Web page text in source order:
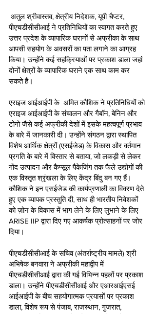
पीएचडीसीसीआई ने प्रतिनिधियों का स्वागत करते हुए
उत्तर प्रदेश के व्यापारिक घरानों से अफ्रीका के साथ
आपसी सहयोग के अवसरों का पता लगाने का आग्रह
किया। उन्होंने कई सहक्रियाओं पर प्रकाश डाला जहां
दोनों क्षेत्रों के व्यापारिक घराने एक साथ काम कर
सकते हैं।
एराइज आईआईपी के  अमित कौशिक ने प्रतिनिधियों को
एराइज आईआईपी के संचालन और गैबॉन, बेनिन और
टोगो जैसे कई अफ्रीकी देशों में इसके महत्वपूर्ण प्रभाव
के बारे में जानकारी दी। उन्होंने संगठन द्वारा स्थापित
विशेष आर्थिक क्षेत्रों (एसईजेड) के विकास और वर्तमान
प्रगति के बारे में विस्तार से बताया, जो लकड़ी से लेकर
गोंद उत्पादन और कैप्सूल पैकेजिंग तक फैले उद्योगों की
एक विस्तृत श्रृंखला के लिए केंद्र बिंदु बन गए हैं।
कौशिक ने इन एसईजेड की कार्यप्रणाली का विवरण देते
हुए एक व्यापक प्रस्तुति दी, साथ ही भारतीय निवेशकों
को ज़ोन के विकास में भाग लेने के लिए लुभाने के लिए
ARISE IIP द्वारा दिए गए आकर्षक प्रोत्साहनों पर जोर
दिया।
पीएचडीसीसीआई के सचिव (अंतर्राष्ट्रीय मामले) श्री
अभिषेक बनवारा ने अफ्रीकी महाद्वीप में
पीएचडीसीसीआई द्वारा की गई विभिन्न पहलों पर प्रकाश
डाला। उन्होंने पीएचडीसीसीआई और एआरआईएसई
आईआईपी के बीच सहयोगात्मक प्रयासों पर प्रकाश
डाला, विशेष रूप से पंजाब, राजस्थान, गुजरात,